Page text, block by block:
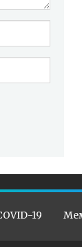
19